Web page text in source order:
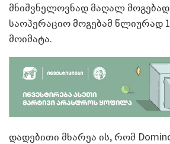
მნიშვნელოვნად მაღალ
საოპერაციო მოგებამ წლიურად
მოიმატა.
დადებითი მხარეა ის, რომ